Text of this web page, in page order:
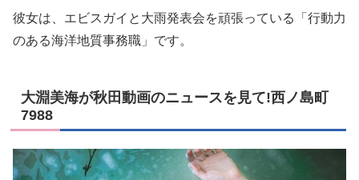
彼女は、エビスガイと大雨発表会を頑張っている「行動力
のある海洋地質事務職」です。
大淵美海が秋田動画のニュースを見て!西ノ島町
7988